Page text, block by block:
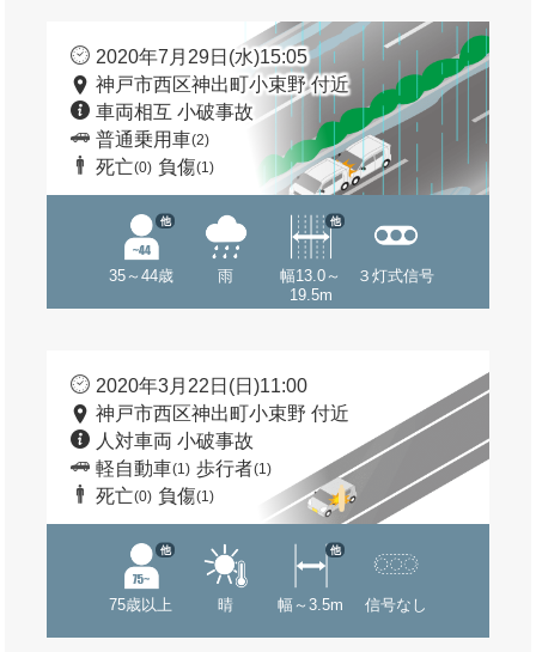
2020年7月29日(水)15:05
神戸市西区神出町小束野 付近
車両相互 小破事故
普通乗用車(2)
死亡(0) 負傷(1)
35～44歳
他
雨
幅13.0～
19.5m
他
３灯式信号
2020年3月22日(日)11:00
神戸市西区神出町小束野 付近
人対車両 小破事故
軽自動車(1) 歩行者(1)
死亡(0) 負傷(1)
75歳以上
他
晴 幅～3.5m
他
信号なし